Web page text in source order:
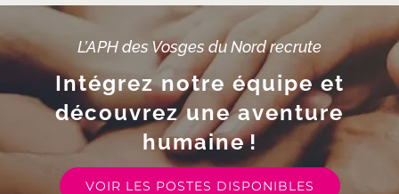
L’APH des Vosges du Nord recrute
Intégrez notre équipe et
découvrez une aventure
humaine !
VOIR LES POSTES DISPONIBLES